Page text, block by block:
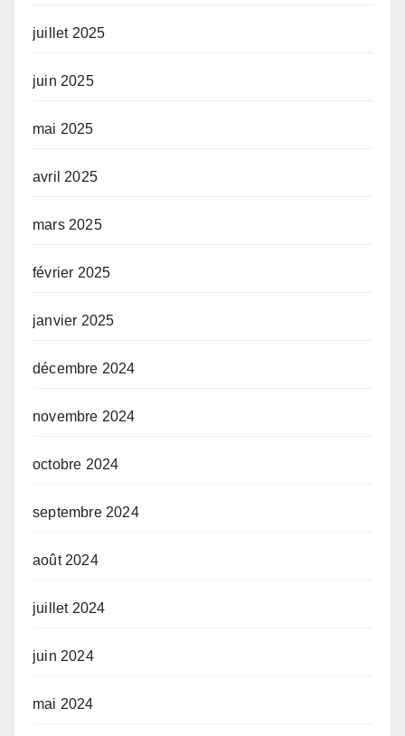
juillet 2025
juin 2025
mai 2025
avril 2025
mars 2025
février 2025
janvier 2025
décembre 2024
novembre 2024
octobre 2024
septembre 2024
août 2024
juillet 2024
juin 2024
mai 2024